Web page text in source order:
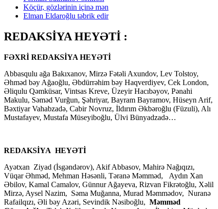
Köçür, gözlərinin içinə mən
Elman Eldaroğlu təbrik edir
REDAKSİYA HEYƏTİ :
FƏXRİ REDAKSİYA HEYƏTİ
Abbasqulu ağa Bakıxanov, Mirzə Fətəli Axundov, Lev Tolstoy,
Əhməd bəy Ağaoğlu, Əbdürrəhim bəy Haqverdiyev, Cek London,
Əliqulu Qəmküsar, Vintsas Kreve, Üzeyir Hacıbəyov, Pənahi
Makulu, Səməd Vurğun, Şəhriyar, Bayram Bayramov, Hüseyn Arif,
Bəxtiyar Vahabzadə, Cabir Novruz, İldırım Əkbəroğlu (Füzuli), Alı
Mustafayev, Mustafa Müseyiboğlu, Ülvi Bünyadzadə…
REDAKSİYA HEYƏTİ
Ayətxan Ziyad (İsgəndərov), Akif Abbasov, Mahirə Nağıqızı,
Vüqar Əhməd, Mehman Həsənli, Təranə Məmməd, Aydın Xan
Əbilov, Kamal Camalov, Günnur Ağayeva, Rizvan Fikrətoğlu, Xəlil
Mirzə, Aysel Nazim, Səma Muğanna, Murad Məmmədov, Nuranə
Rafailqızı, Əli bəy Azəri, Sevindik Nəsiboğlu, Məmməd